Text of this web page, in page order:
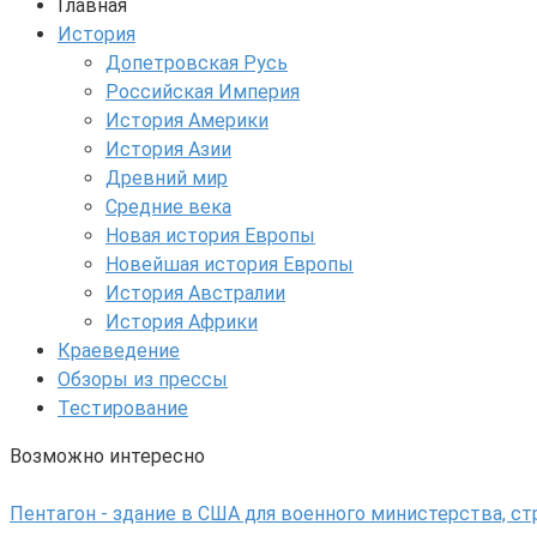
Главная
История
Допетровская Русь
Российская Империя
История Америки
История Азии
Древний мир
Средние века
Новая история Европы
Новейшая история Европы
История Австралии
История Африки
Краеведение
Обзоры из прессы
Тестирование
Возможно интересно
Пентагон - здание в США для военного министерства,